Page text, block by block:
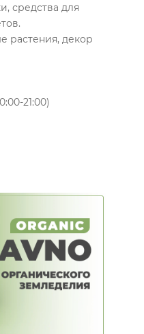
средства для
растения, декор
21:00)